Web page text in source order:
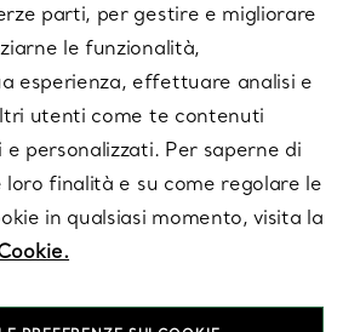
parti, per gestire e migliorare
le funzionalità,
esperienza, effettuare analisi e
utenti come te contenuti
personalizzati. Per saperne di
loro finalità e su come regolare le
in qualsiasi momento, visita la